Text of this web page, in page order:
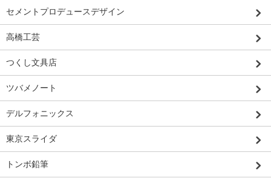
セメントプロデュースデザイン
高橋工芸
つくし文具店
ツバメノート
デルフォニックス
東京スライダ
トンボ鉛筆